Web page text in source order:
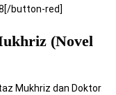
8[/button-red]
(Novel
Mukhriz dan Doktor